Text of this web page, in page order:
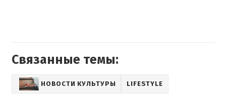
Связанные темы:
НОВОСТИ КУЛЬТУРЫ LIFESTYLE